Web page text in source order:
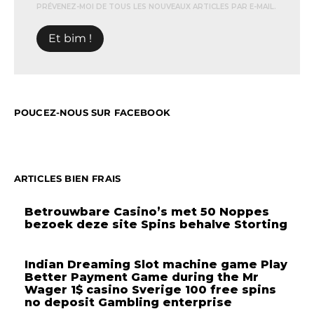
PRÉVENEZ-MOI DE TOUS LES NOUVEAUX ARTICLES PAR E-MAIL.
POUCEZ-NOUS SUR FACEBOOK
ARTICLES BIEN FRAIS
Betrouwbare Casino’s met 50 Noppes
bezoek deze site Spins behalve Storting
Indian Dreaming Slot machine game Play
Better Payment Game during the Mr
Wager 1$ casino Sverige 100 free spins
no deposit Gambling enterprise